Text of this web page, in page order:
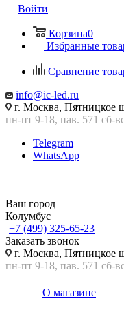
Войти
Корзина0
Избранные
Сравнение
info@ic-led.ru
г. Москва, Пятницкое
пн-пт 9-18, пав. 571 сб-
Telegram
WhatsApp
Ваш город
Колумбус
+7 (499) 325-65-23
Заказать звонок
г. Москва, Пятницкое
пн-пт 9-18, пав. 571 сб-
О магазине